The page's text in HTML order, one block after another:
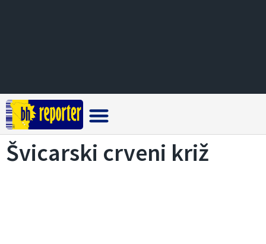
Švicarski crveni križ